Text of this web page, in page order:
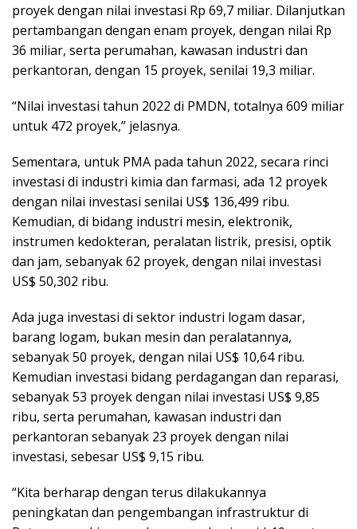
proyek dengan nilai investasi Rp 69,7 miliar. Dilanjutkan
pertambangan dengan enam proyek, dengan nilai Rp
36 miliar, serta perumahan, kawasan industri dan
perkantoran, dengan 15 proyek, senilai 19,3 miliar.
“Nilai investasi tahun 2022 di PMDN, totalnya 609 miliar
untuk 472 proyek,” jelasnya.
Sementara, untuk PMA pada tahun 2022, secara rinci
investasi di industri kimia dan farmasi, ada 12 proyek
dengan nilai investasi senilai US$ 136,499 ribu.
Kemudian, di bidang industri mesin, elektronik,
instrumen kedokteran, peralatan listrik, presisi, optik
dan jam, sebanyak 62 proyek, dengan nilai investasi
US$ 50,302 ribu.
Ada juga investasi di sektor industri logam dasar,
barang logam, bukan mesin dan peralatannya,
sebanyak 50 proyek, dengan nilai US$ 10,64 ribu.
Kemudian investasi bidang perdagangan dan reparasi,
sebanyak 53 proyek dengan nilai investasi US$ 9,85
ribu, serta perumahan, kawasan industri dan
perkantoran sebanyak 23 proyek dengan nilai
investasi, sebesar US$ 9,15 ribu.
“Kita berharap dengan terus dilakukannya
peningkatan dan pengembangan infrastruktur di